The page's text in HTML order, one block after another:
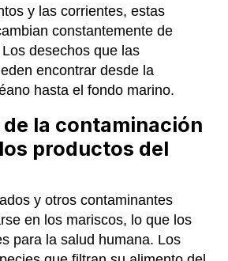
y las corrientes, estas
constantemente de
desechos que las
encontrar desde la
hasta el fondo marino.
la contaminación
productos del
​​y otros contaminantes
en los mariscos, lo que los
para la salud humana. Los